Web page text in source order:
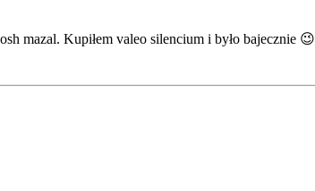
mazal. Kupiłem valeo silencium i było bajecznie 😉